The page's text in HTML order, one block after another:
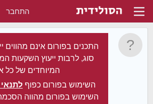
התחבר
התכנים בפורום אינם מהווים
סוג, לרבות ייעוץ השקעות
המיוחדים של כל
השימוש בפורום כפוף
השימוש בפורום מהווה